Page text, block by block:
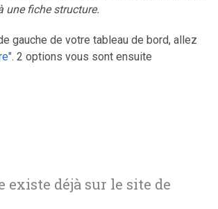
une fiche structure.
gauche de votre tableau de bord, allez
. 2 options vous sont ensuite
existe déjà sur le site de